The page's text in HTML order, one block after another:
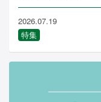
2026.07.19
特集